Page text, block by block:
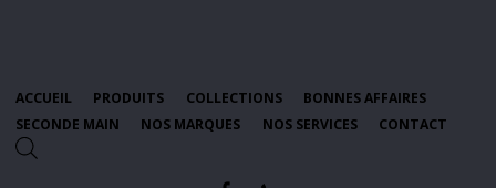
ACCUEIL PRODUITS COLLECTIONS
BONNES AFFAIRES
SECONDE MAIN
NOS MARQUES NOS SERVICES CONTACT